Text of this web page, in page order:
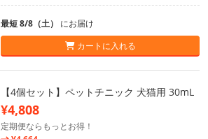
最短 8/8（土） にお届け
カートに入れる
【4個セット】ペットチニック 犬猫用 30mL
¥4,808
定期便ならもっとお得！